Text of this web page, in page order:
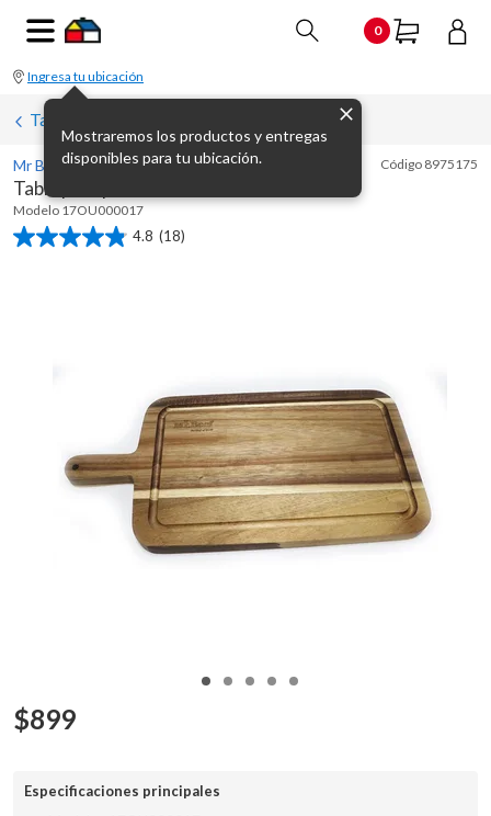
0
Ingresa tu ubicación
Mostraremos los productos y entregas
disponibles para tu ubicación.
Tablas para picar
Mr Beef Código 8975175
Tabla para parrilla 41 x 20 cm
Modelo 17OU000017
4.8 (18)
4.8
$899
Especificaciones principales